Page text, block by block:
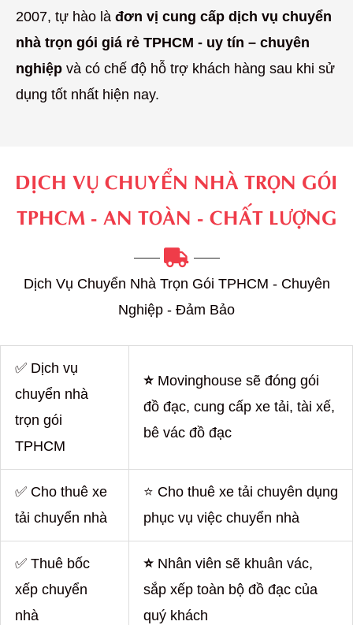
2007, tự hào là đơn vị cung cấp dịch vụ chuyển
nhà trọn gói giá rẻ TPHCM - uy tín – chuyên
nghiệp và có chế độ hỗ trợ khách hàng sau khi sử
dụng tốt nhất hiện nay.
DỊCH VỤ CHUYỂN NHÀ TRỌN GÓI
TPHCM - AN TOÀN - CHẤT LƯỢNG
Dịch Vụ Chuyển Nhà Trọn Gói TPHCM - Chuyên
Nghiệp - Đảm Bảo
✅ Dịch vụ
chuyển nhà
trọn gói
TPHCM
⭐ Movinghouse sẽ đóng gói
đồ đạc, cung cấp xe tải, tài xế,
bê vác đồ đạc
✅ Cho thuê xe
tải chuyển nhà
⭐ Cho thuê xe tải chuyên dụng
phục vụ việc chuyển nhà
✅ Thuê bốc
xếp chuyển
nhà
⭐ Nhân viên sẽ khuân vác,
sắp xếp toàn bộ đồ đạc của
quý khách